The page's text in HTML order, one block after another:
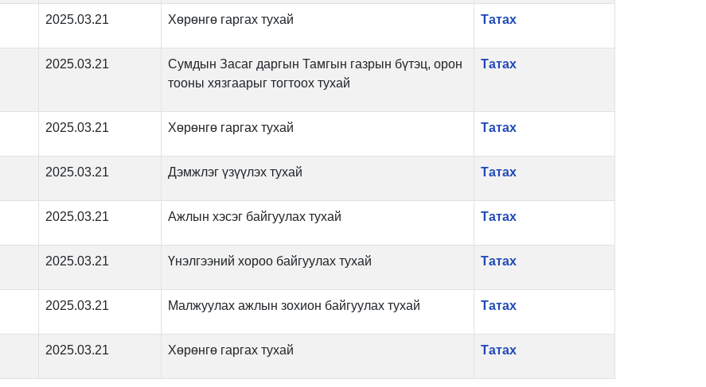
2025.03.21 Хөрөнгө гаргах тухай Татах
2025.03.21
Сумдын Засаг даргын Тамгын газрын бүтэц, орон
тооны хязгаарыг тогтоох тухай
Татах
2025.03.21 Хөрөнгө гаргах тухай Татах
2025.03.21 Дэмжлэг үзүүлэх тухай Татах
2025.03.21 Ажлын хэсэг байгуулах тухай Татах
2025.03.21 Үнэлгээний хороо байгуулах тухай Татах
2025.03.21 Малжуулах ажлын зохион байгуулах тухай Татах
2025.03.21 Хөрөнгө гаргах тухай Татах